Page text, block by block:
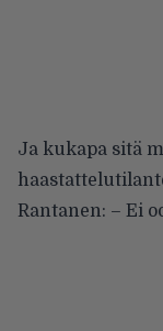
Ja kukapa sitä
Rantanen: – Ei